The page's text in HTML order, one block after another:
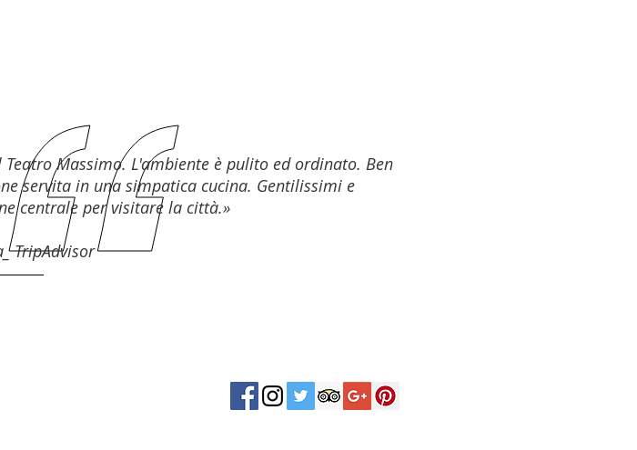
Massimo. L'ambiente è pulito ed ordinato. Ben
servita in una simpatica cucina. Gentilissimi e
centrale per visitare la città.»
TripAdvisor